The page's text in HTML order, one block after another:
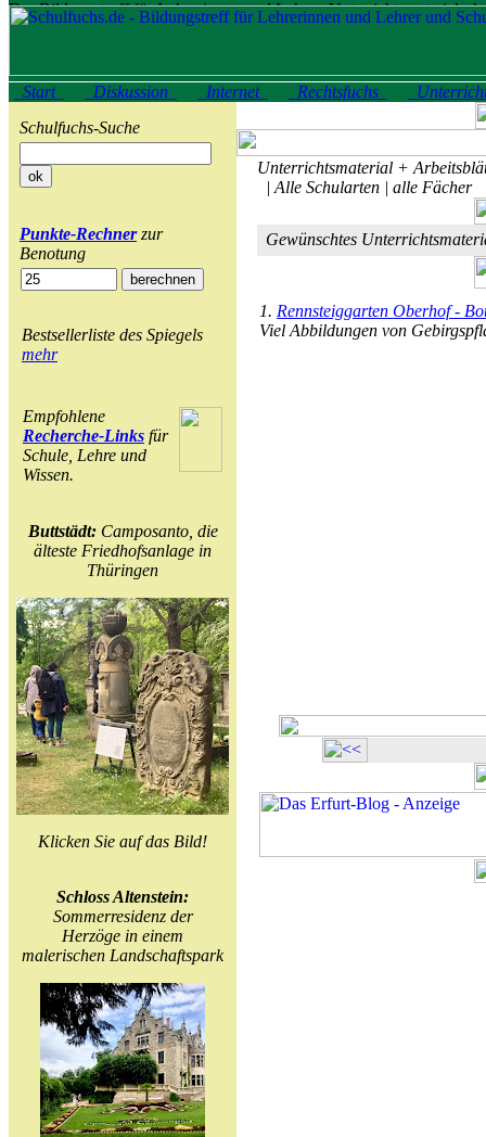
Start Diskussion Internet Rechtsfuchs
Schulfuchs-Suche
Punkte-Rechnerzur
Benotung
Bestsellerliste des Spiegels
mehr
Empfohlene
Recherche-Links für
Schule, Lehre und
Wissen.
Buttstädt:Camposanto, die
älteste Friedhofsanlage in
Thüringen
Klicken Sie auf das Bild!
Schloss Altenstein:
Sommerresidenz der
Herzöge in einem
malerischen Landschaftspark
Unterrichtsmaterial +
| Alle Schularten | alle Fächer
Gewünschtes
1. Rennsteiggarten Oberhof -
Viel Abbildungen von